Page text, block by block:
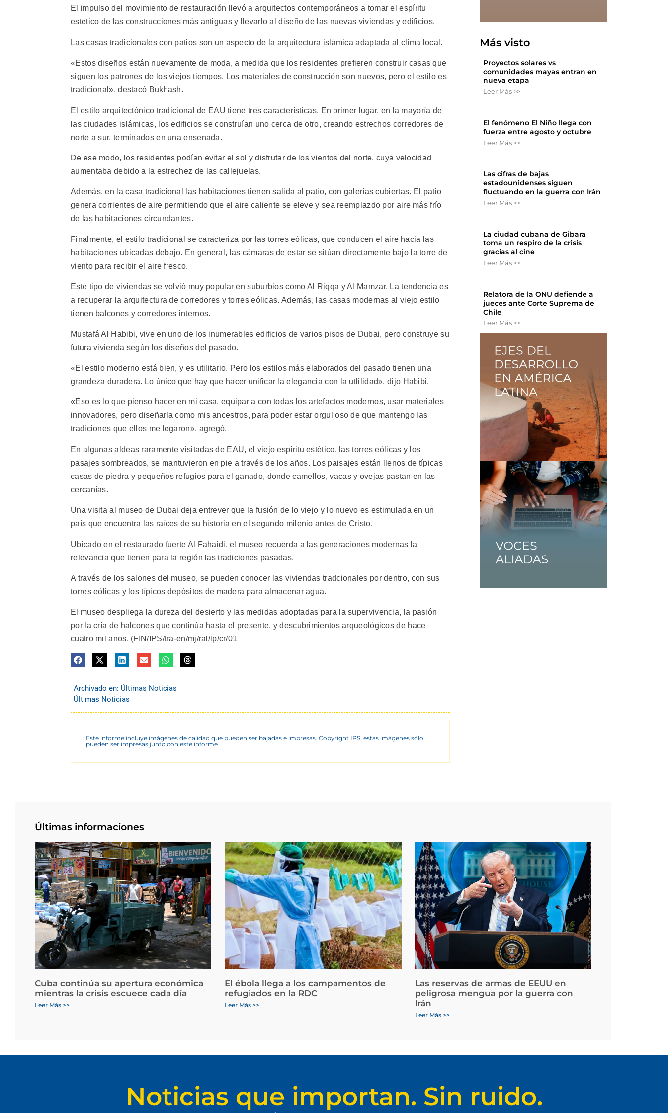
El impulso del movimiento de restauración llevó a arquitectos contemporáneos a tomar el espíritu
estético de las construcciones más antiguas y llevarlo al diseño de las nuevas viviendas y edificios.
Las casas tradicionales con patios son un aspecto de la arquitectura islámica adaptada al clima local.
«Estos diseños están nuevamente de moda, a medida que los residentes prefieren construir casas que
siguen los patrones de los viejos tiempos. Los materiales de construcción son nuevos, pero el estilo es
tradicional», destacó Bukhash.
El estilo arquitectónico tradicional de EAU tiene tres características. En primer lugar, en la mayoría de
las ciudades islámicas, los edificios se construían uno cerca de otro, creando estrechos corredores de
norte a sur, terminados en una ensenada.
De ese modo, los residentes podían evitar el sol y disfrutar de los vientos del norte, cuya velocidad
aumentaba debido a la estrechez de las callejuelas.
Además, en la casa tradicional las habitaciones tienen salida al patio, con galerías cubiertas. El patio
genera corrientes de aire permitiendo que el aire caliente se eleve y sea reemplazdo por aire más frío
de las habitaciones circundantes.
Finalmente, el estilo tradicional se caracteriza por las torres eólicas, que conducen el aire hacia las
habitaciones ubicadas debajo. En general, las cámaras de estar se sitúan directamente bajo la torre de
viento para recibir el aire fresco.
Este tipo de viviendas se volvió muy popular en suburbios como Al Riqqa y Al Mamzar. La tendencia es
a recuperar la arquitectura de corredores y torres eólicas. Además, las casas modernas al viejo estilo
tienen balcones y corredores internos.
Mustafá Al Habibi, vive en uno de los inumerables edificios de varios pisos de Dubai, pero construye su
futura vivienda según los diseños del pasado.
«El estilo moderno está bien, y es utilitario. Pero los estilos más elaborados del pasado tienen una
grandeza duradera. Lo único que hay que hacer unificar la elegancia con la utlilidad», dijo Habibi.
«Eso es lo que pienso hacer en mi casa, equiparla con todas los artefactos modernos, usar materiales
innovadores, pero diseñarla como mis ancestros, para poder estar orgulloso de que mantengo las
tradiciones que ellos me legaron», agregó.
En algunas aldeas raramente visitadas de EAU, el viejo espíritu estético, las torres eólicas y los
pasajes sombreados, se mantuvieron en pie a través de los años. Los paisajes están llenos de típicas
casas de piedra y pequeños refugios para el ganado, donde camellos, vacas y ovejas pastan en las
cercanías.
Una visita al museo de Dubai deja entrever que la fusión de lo viejo y lo nuevo es estimulada en un
país que encuentra las raíces de su historia en el segundo milenio antes de Cristo.
Ubicado en el restaurado fuerte Al Fahaidi, el museo recuerda a las generaciones modernas la
relevancia que tienen para la región las tradiciones pasadas.
A través de los salones del museo, se pueden conocer las viviendas tradcionales por dentro, con sus
torres eólicas y los típicos depósitos de madera para almacenar agua.
El museo despliega la dureza del desierto y las medidas adoptadas para la supervivencia, la pasión
por la cría de halcones que continúa hasta el presente, y descubrimientos arqueológicos de hace
cuatro mil años. (FIN/IPS/tra-en/mj/ral/lp/cr/01
Archivado en: Últimas Noticias
Últimas Noticias
Este informe incluye imágenes de calidad que pueden ser bajadas e impresas. Copyright IPS, estas imágenes sólo
pueden ser impresas junto con este informe
Más visto
Proyectos solares vs
comunidades mayas entran en
nueva etapa
Leer Más >>
El fenómeno El Niño llega con
fuerza entre agosto y octubre
Leer Más >>
Las cifras de bajas
estadounidenses siguen
fluctuando en la guerra con Irán
Leer Más >>
La ciudad cubana de Gibara
toma un respiro de la crisis
gracias al cine
Leer Más >>
Relatora de la ONU defiende a
jueces ante Corte Suprema de
Chile
Leer Más >>
Últimas informaciones
Cuba continúa su apertura económica
mientras la crisis escuece cada día
Leer Más >>
El ébola llega a los campamentos de
refugiados en la RDC
Leer Más >>
Las reservas de armas de EEUU en
peligrosa mengua por la guerra con
Irán
Leer Más >>
Noticias que importan. Sin ruido.